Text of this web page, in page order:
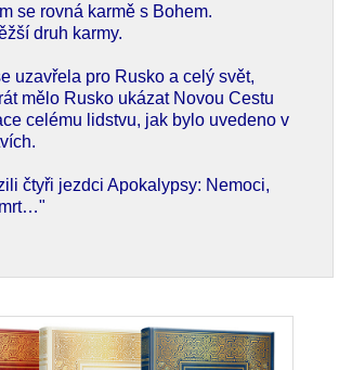
se rovná karmě s Bohem.
druh karmy.
uzavřela pro Rusko a celý svět,
mělo Rusko ukázat Novou Cestu
celému lidstvu, jak bylo uvedeno v
čtyři jezdci Apokalypsy: Nemoci,